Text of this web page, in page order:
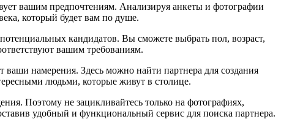
вашим предпочтениям. Анализируя анкеты и фотографии
который будет вам по душе.
кандидатов. Вы сможете выбрать пол, возраст,
вашим требованиям.
ваши намерения. Здесь можно найти партнера для создания
людьми, которые живут в столице.
Поэтому не зацикливайтесь только на фотографиях,
удобный и функциональный сервис для поиска партнера.